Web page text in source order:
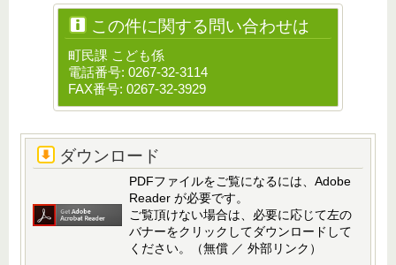
この件に関する問い合わせは
町民課 こども係
電話番号: 0267-32-3114
FAX番号: 0267-32-3929
ダウンロード
PDFファイルをご覧になるには、Adobe
Reader が必要です。
ご覧頂けない場合は、必要に応じて左の
バナーをクリックしてダウンロードして
ください。（無償 ／ 外部リンク）